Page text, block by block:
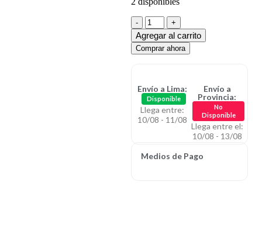
Agregar al carrito
Comprar ahora
Envío a Lima:
Disponible
Llega entre:
10/08 - 11/08
Envío a
Provincia:
No
Disponible
Llega entre el:
10/08 - 13/08
Medios de Pago